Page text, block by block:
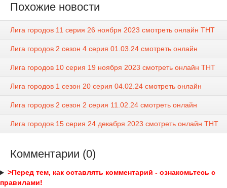
Похожие новости
Лига городов 11 серия 26 ноября 2023 смотреть онлайн ТНТ
Лига городов 2 сезон 4 серия 01.03.24 смотреть онлайн
Лига городов 10 серия 19 ноября 2023 смотреть онлайн ТНТ
Лига городов 1 сезон 20 серия 04.02.24 смотреть онлайн
Лига городов 2 сезон 2 серия 11.02.24 смотреть онлайн
Лига городов 15 серия 24 декабря 2023 смотреть онлайн ТНТ
Комментарии (0)
>Перед тем, как оставлять комментарий - ознакомьтесь с
правилами!